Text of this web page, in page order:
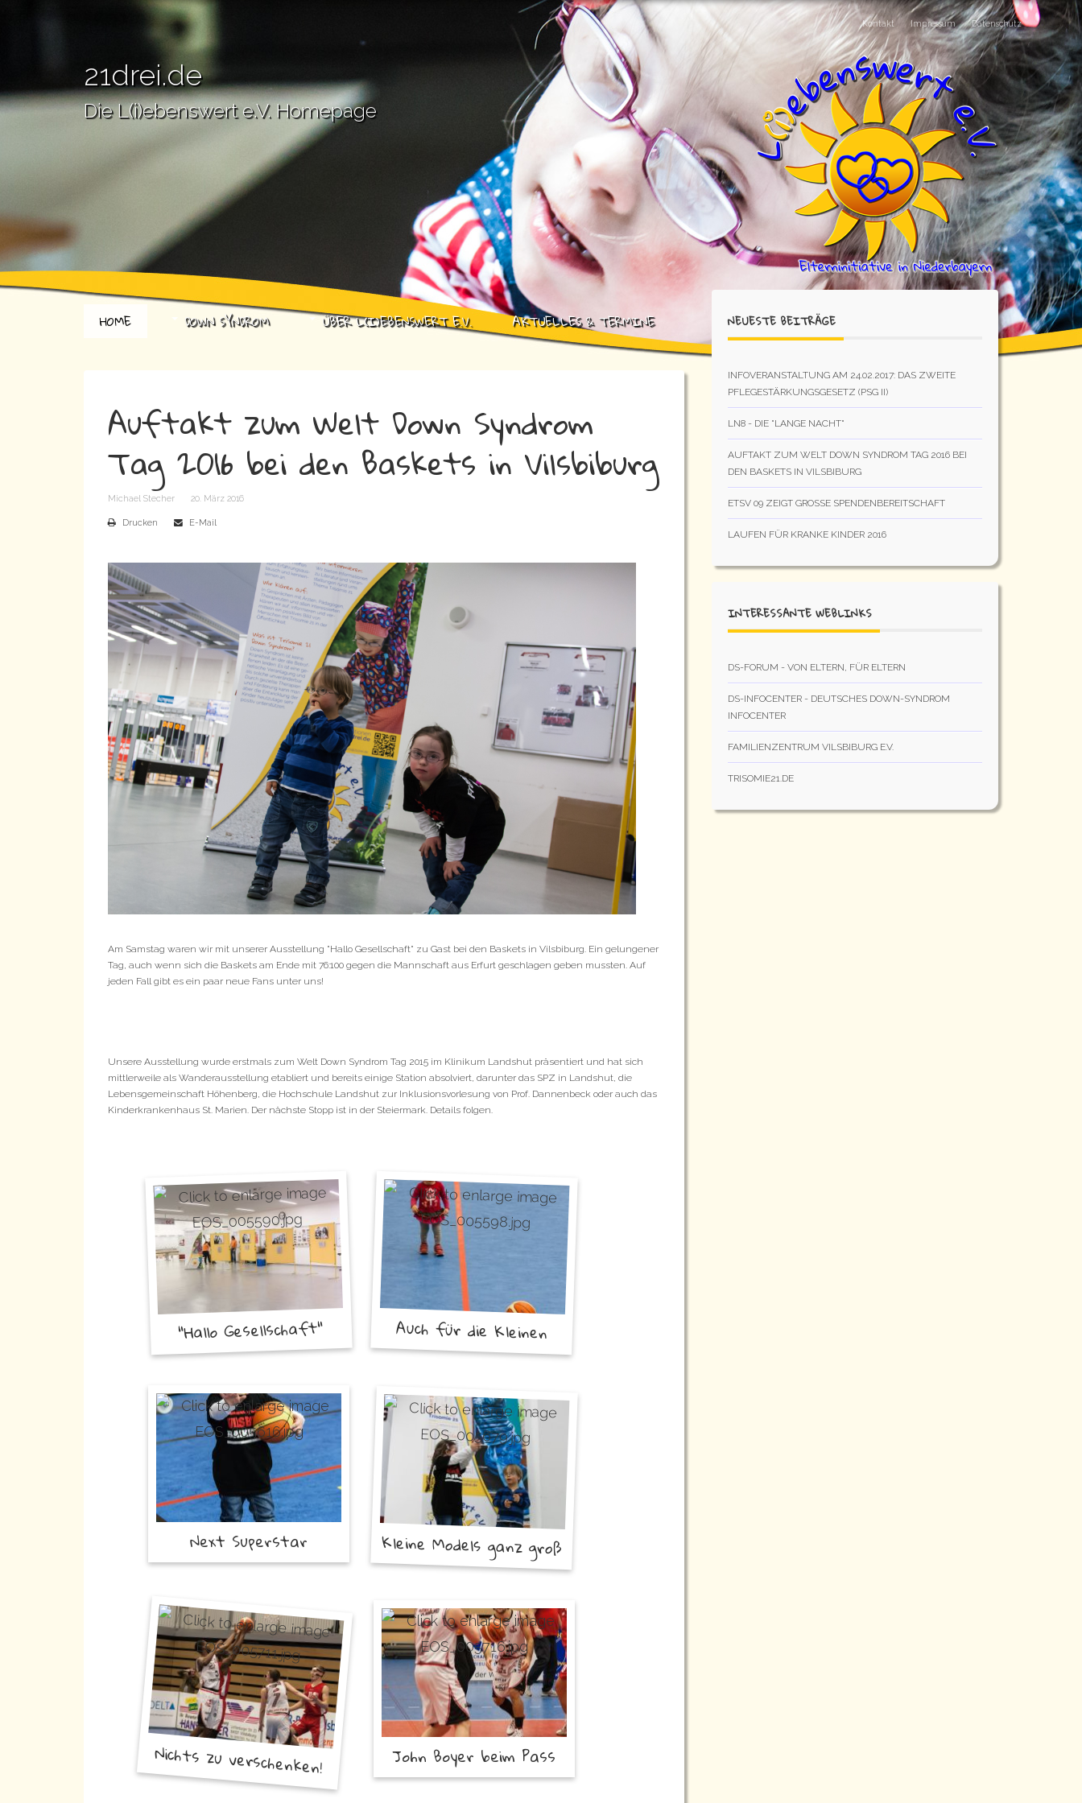
Kontakt Impressum Datenschutz
21drei.de
Die L(i)ebenswert e.V. Homepage
HOME DOWN SYNDROM ÜBER L(I)EBENSWERT E.V. AKTUELLES & TERMINE
Auftakt zum Welt Down Syndrom
Tag 2016 bei den Baskets in Vilsbiburg
Michael Stecher 20. März 2016
Drucken E-Mail
Am Samstag waren wir mit unserer Ausstellung "Hallo Gesellschaft" zu Gast bei den Baskets in Vilsbiburg. Ein gelungener
Tag, auch wenn sich die Baskets am Ende mit 76:100 gegen die Mannschaft aus Erfurt geschlagen geben mussten. Auf
jeden Fall gibt es ein paar neue Fans unter uns!
Unsere Ausstellung wurde erstmals zum Welt Down Syndrom Tag 2015 im Klinikum Landshut präsentiert und hat sich
mittlerweile als Wanderausstellung etabliert und bereits einige Station absolviert, darunter das SPZ in Landshut, die
Lebensgemeinschaft Höhenberg, die Hochschule Landshut zur Inklusionsvorlesung von Prof. Dannenbeck oder auch das
Kinderkrankenhaus St. Marien. Der nächste Stopp ist in der Steiermark. Details folgen.
"Hallo Gesellschaft" Auch für die Kleinen
Next Superstar Kleine Models ganz groß
Nichts zu verschenken! John Boyer beim Pass
NEUESTE BEITRÄGE
INFOVERANSTALTUNG AM 24.02.2017: DAS ZWEITE
PFLEGESTÄRKUNGSGESETZ (PSG II)
LN8 - DIE "LANGE NACHT"
AUFTAKT ZUM WELT DOWN SYNDROM TAG 2016 BEI
DEN BASKETS IN VILSBIBURG
ETSV 09 ZEIGT GROSSE SPENDENBEREITSCHAFT
LAUFEN FÜR KRANKE KINDER 2016
INTERESSANTE WEBLINKS
DS-FORUM - VON ELTERN, FÜR ELTERN
DS-INFOCENTER - DEUTSCHES DOWN-SYNDROM
INFOCENTER
FAMILIENZENTRUM VILSBIBURG E.V.
TRISOMIE21.DE